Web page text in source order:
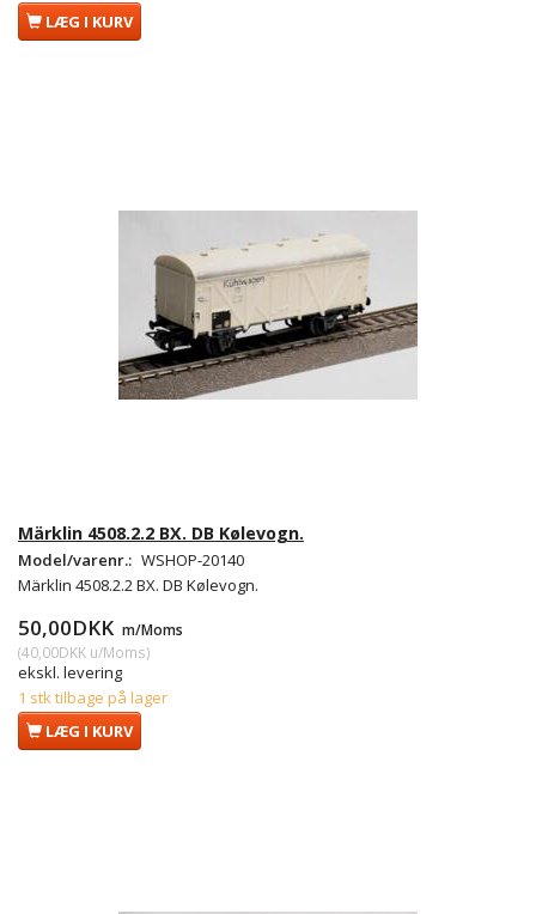
LÆG I KURV
Märklin 4508.2.2 BX. DB Kølevogn.
Model/varenr.: WSHOP-20140
Märklin 4508.2.2 BX. DB Kølevogn.
50,00DKK m/Moms
(40,00DKK u/Moms)
ekskl. levering
1 stk tilbage på lager
LÆG I KURV